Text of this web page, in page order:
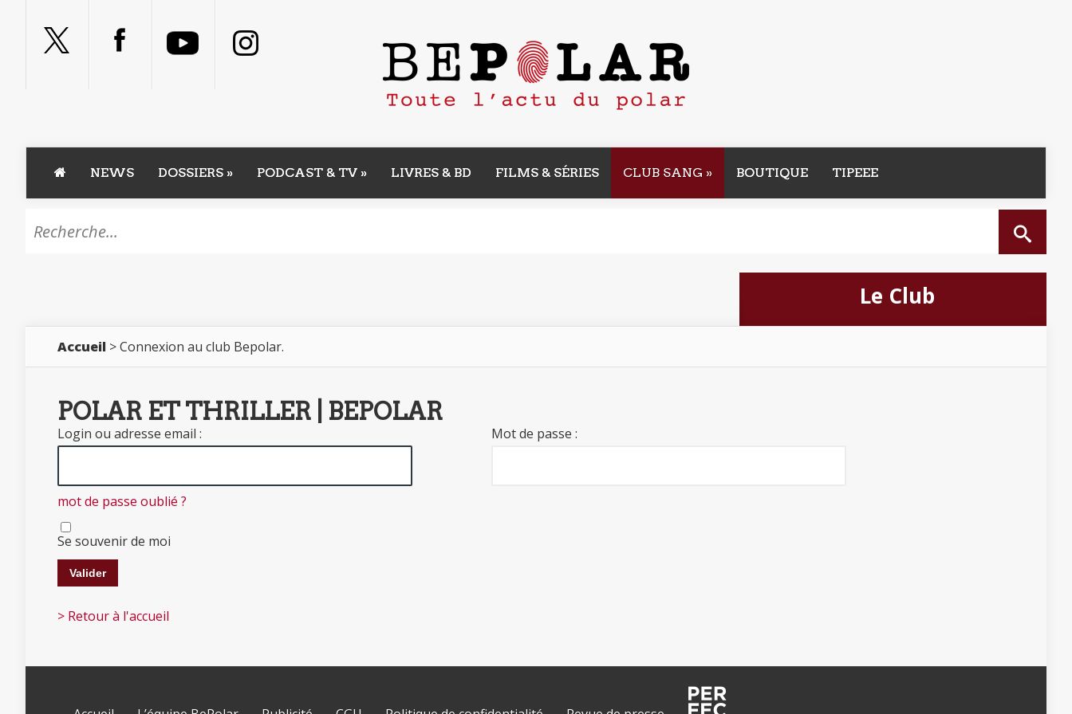
NEWS DOSSIERS » PODCAST & TV » LIVRES & BD FILMS & SÉRIES CLUB SANG » BOUTIQUE TIPEEE
Le Club
Accueil > Connexion au club Bepolar.
POLAR ET THRILLER | BEPOLAR
Login ou adresse email : Mot de passe :
mot de passe oublié ?
Se souvenir de moi
> Retour à l'accueil